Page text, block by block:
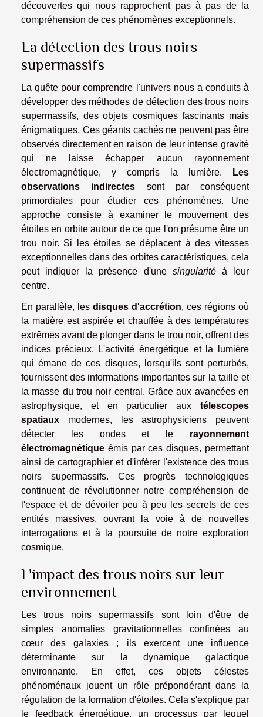
découvertes qui nous rapprochent pas à pas de la
compréhension de ces phénomènes exceptionnels.
La détection des trous noirs
supermassifs
La quête pour comprendre l'univers nous a conduits à
développer des méthodes de détection des trous noirs
supermassifs, des objets cosmiques fascinants mais
énigmatiques. Ces géants cachés ne peuvent pas être
observés directement en raison de leur intense gravité
qui ne laisse échapper aucun rayonnement
électromagnétique, y compris la lumière.
Les
observations indirectes sont par conséquent
primordiales pour étudier ces phénomènes. Une
approche consiste à examiner le mouvement des
étoiles en orbite autour de ce que l'on présume être un
trou noir. Si les étoiles se déplacent à des vitesses
exceptionnelles dans des orbites caractéristiques, cela
peut indiquer la présence d'une singularitéà leur
centre.
En parallèle, les disques d'accrétion, ces régions où
la matière est aspirée et chauffée à des températures
extrêmes avant de plonger dans le trou noir, offrent des
indices précieux. L'activité énergétique et la lumière
qui émane de ces disques, lorsqu'ils sont perturbés,
fournissent des informations importantes sur la taille et
la masse du trou noir central. Grâce aux avancées en
astrophysique, et en particulier aux télescopes
spatiaux modernes, les astrophysiciens peuvent
détecter les ondes et le rayonnement
électromagnétique émis par ces disques, permettant
ainsi de cartographier et d'inférer l'existence des trous
noirs supermassifs. Ces progrès technologiques
continuent de révolutionner notre compréhension de
l'espace et de dévoiler peu à peu les secrets de ces
entités massives, ouvrant la voie à de nouvelles
interrogations et à la poursuite de notre exploration
cosmique.
L'impact des trous noirs sur leur
environnement
Les trous noirs supermassifs sont loin d'être de
simples anomalies gravitationnelles confinées au
cœur des galaxies ; ils exercent une influence
déterminante sur la dynamique galactique
environnante. En effet, ces objets célestes
phénoménaux jouent un rôle prépondérant dans la
régulation de la formation d'étoiles. Cela s'explique par
le feedback énergétique, un processus par lequel